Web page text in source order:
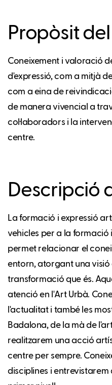
Propòsit
Coneixement i valoració
d'expressió, com a mitjà
com a eina de
de manera vivencial a
col·laboradors i la
centre.
Descripció
La formació i expressió
vehicles per a la formació
permet relacionar el
entorn, atorgant una
transformació que és.
atenció en l'Art Urbà.
l'actualitat i també les
Badalona, de la mà de
realitzarem una acció
centre per sempre.
disciplines i entrevistarem